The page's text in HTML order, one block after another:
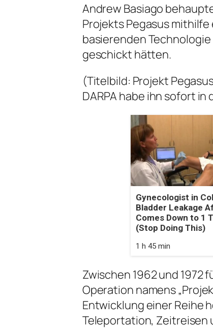
Andrew Basiago
Projekts Pegasus
basierenden
geschickt hätten.
(Titelbild: Projekt
DARPA habe ihn sofort
Gynecologist in
Bladder Leakage
Comes Down to 1
(Stop Doing This)
1 h 45 min
Zwischen 1962 und 1972
Operation namens
Entwicklung einer Reihe
Teleportation, Zeitreisen